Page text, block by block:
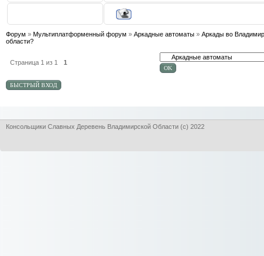
Форум » Мультиплатформенный форум » Аркадные автоматы » Аркады во
области?
Страница 1 из 1 1
Консольщики Славных Деревень Владимирской Области (с) 2022